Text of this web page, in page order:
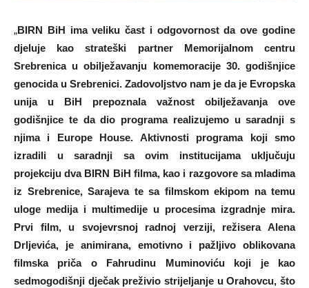
„BIRN BiH ima veliku čast i odgovornost da ove godine
djeluje kao strateški partner Memorijalnom centru
Srebrenica u obilježavanju komemoracije 30. godišnjice
genocida u Srebrenici. Zadovoljstvo nam je da je Evropska
unija u BiH prepoznala važnost obilježavanja ove
godišnjice te da dio programa realizujemo u saradnji s
njima i Europe House. Aktivnosti programa koji smo
izradili u saradnji sa ovim institucijama uključuju
projekciju dva BIRN BiH filma, kao i razgovore sa mladima
iz Srebrenice, Sarajeva te sa filmskom ekipom na temu
uloge medija i multimedije u procesima izgradnje mira.
Prvi film, u svojevrsnoj radnoj verziji, režisera Alena
Drljevića, je animirana, emotivno i pažljivo oblikovana
filmska priča o Fahrudinu Muminoviću koji je kao
sedmogodišnji dječak preživio strijeljanje u Orahovcu, što